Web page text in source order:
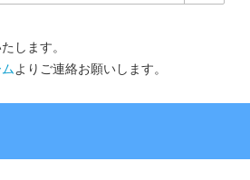
します。
よりご連絡お願いします。